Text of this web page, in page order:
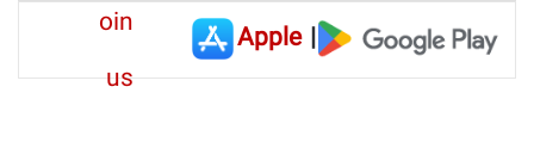
|
Apple